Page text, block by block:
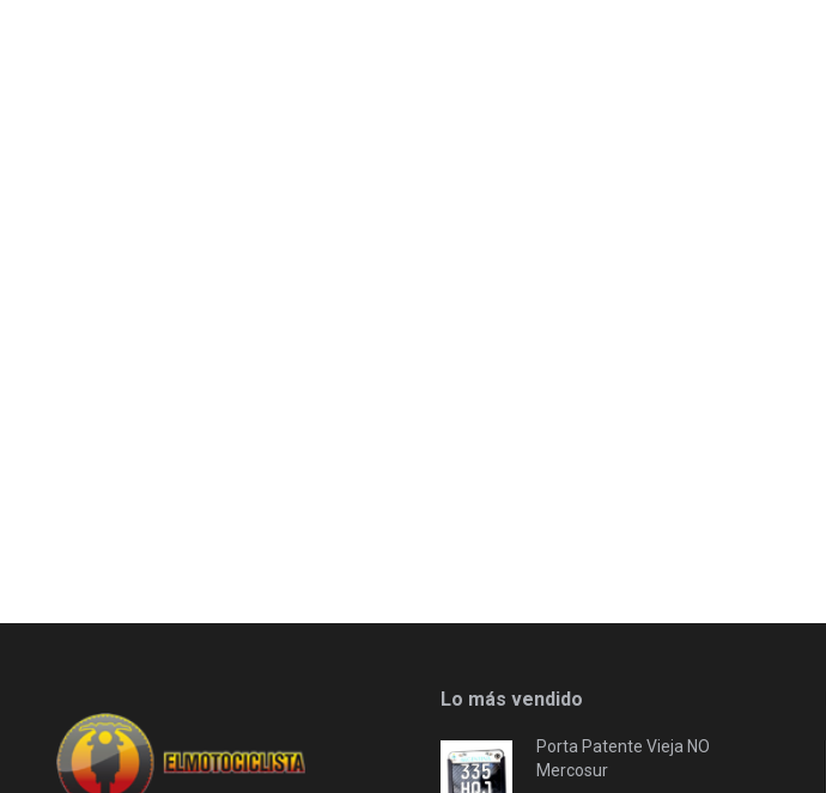
Lo más vendido
Porta Patente Vieja NO
Mercosur